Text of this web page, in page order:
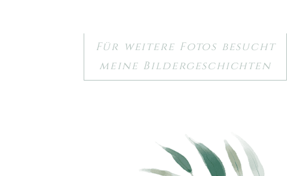
Für weitere Fotos besucht
meine Bildergeschichten